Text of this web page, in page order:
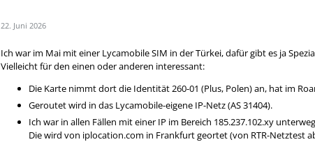
22. Juni 2026
Ich war im Mai mit einer Lycamobile SIM in der Türkei, dafür gibt es ja
Vielleicht für den einen oder anderen interessant:
Die Karte nimmt dort die Identität 260-01 (Plus, Polen) an, hat im
Geroutet wird in das Lycamobile-eigene IP-Netz (AS 31404).
Ich war in allen Fällen mit einer IP im Bereich 185.237.102.xy
Die wird von iplocation.com in Frankfurt geortet (von RTR-Netztest